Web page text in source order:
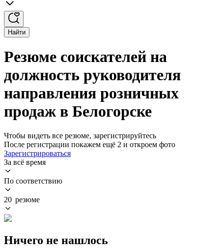
Найти
Резюме соискателей на
должность руководителя
направления розничных
продаж в Белогорске
Чтобы видеть все резюме, зарегистрируйтесь
После регистрации покажем ещё 2 и откроем фото
Зарегистрироваться
За всё время
По соответствию
20 резюме
Ничего не нашлось